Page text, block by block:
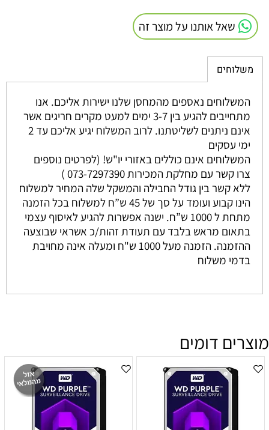
שאל אותנו על מוצר זה
משלוחים
המשלוחים נאספים מהמחסן שלנו ישירות אליכם. אנו
מתחייבים להגיע בין 3-7 ימים למעט מקרים חריגים אשר
אינם ניתנים לשליטתנו. לרוב המשלוח יגיע אליכם עד 2
ימי עסקים
המשלוחים אינם כוללים באזורי יו"ש! (לפרטים נוספים
צרו קשר עם מחלקת המכירות 073-7297390 )
ללא קשר בין גודל החבילה והמשקל שלה המחיר למשלוח
הינו קבוע ועומד על סך של 45 ש”ח למשלוח בכל הזמנה
מתחת ל 1000 ש”ח. ישנה אפשרות להגיע לאיסוף עצמי
בתאום מראש בלבד עם תעודת זהות/כ אשראי שבוצעה
ההזמנה. הזמנה מעל 1000 ש"ח ומעלה אינה מחויבת
בדמי משלוח
מוצרים דומים